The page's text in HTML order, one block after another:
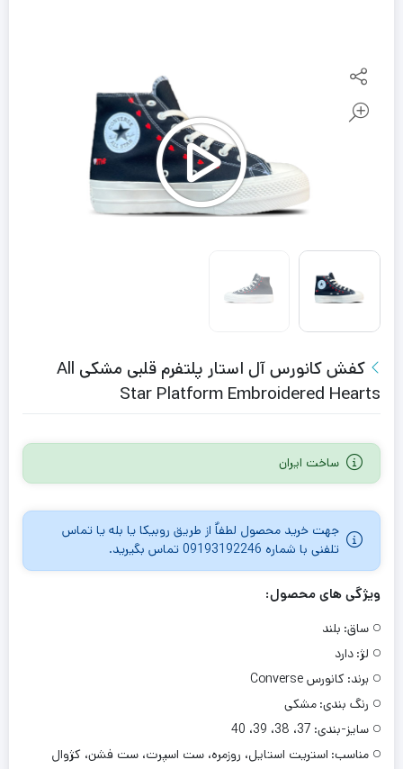
کفش کانورس آل استار پلتفرم قلبی مشکی All
Star Platform Embroidered Hearts
ساخت ایران
جهت خرید محصول لطفاٌ از طریق روبیکا یا بله یا تماس
تلفنی با شماره 09193192246 تماس بگیرید.
ویژگی های محصول:
ساق: بلند
لژ: دارد
برند: کانورس Converse
رنگ بندی: مشکی
سایز-بندی: 37، 38، 39، 40
مناسب: استریت استایل، روزمره، ست اسپرت، ست فشن، کژوال